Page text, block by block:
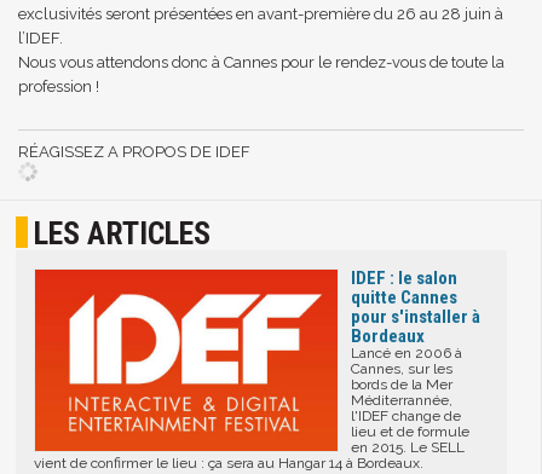
exclusivités seront présentées en avant-première du 26 au 28 juin à
l’IDEF.
Nous vous attendons donc à Cannes pour le rendez-vous de toute la
profession !
RÉAGISSEZ A PROPOS DE IDEF
LES ARTICLES
IDEF : le salon
quitte Cannes
pour s'installer à
Bordeaux
Lancé en 2006 à
Cannes, sur les
bords de la Mer
Méditerrannée,
l'IDEF change de
lieu et de formule
en 2015. Le SELL
vient de confirmer le lieu : ça sera au Hangar 14 à Bordeaux.